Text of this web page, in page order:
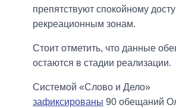
препятствуют спокойному
рекреационным зонам.
Стоит отметить, что данные
остаются в стадии реализации.
Системой «Слово и Дело»
зафиксированы 90 обещаний